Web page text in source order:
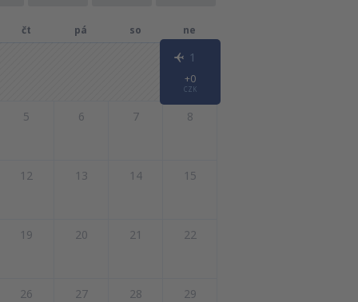
čt pá so ne
1
+0
CZK
5 6 7 8
12 13 14 15
19 20 21 22
26 27 28 29